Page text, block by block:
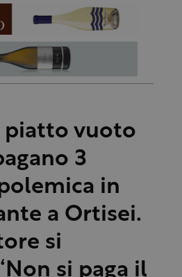
piatto vuoto
3
in
a Ortisei.
si
si paga il